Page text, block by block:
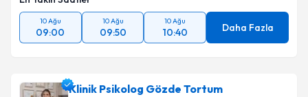
10 Ağu
09:00
10 Ağu
09:50
10 Ağu
10:40 Daha Fazla
Klinik Psikolog Gözde Tortum